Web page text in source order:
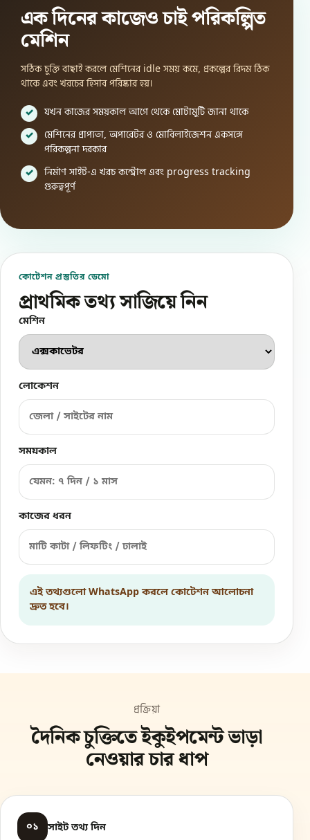
এক দিনের কাজেও চাই পরিকল্পিত
মেশিন
সঠিক চুক্তি বাছাই করলে মেশিনের idle সময় কমে, প্রকল্পের রিদম ঠিক
থাকে এবং খরচের হিসাব পরিষ্কার হয়।
যখন কাজের সময়কাল আগে থেকে মোটামুটি জানা থাকে
মেশিনের প্রাপ্যতা, অপারেটর ও মোবিলাইজেশন একসঙ্গে
পরিকল্পনা দরকার
নির্মাণ সাইট-এ খরচ কন্ট্রোল এবং progress tracking
গুরুত্বপূর্ণ
কোটেশন প্রস্তুতির ডেমো
প্রাথমিক তথ্য সাজিয়ে নিন
মেশিন
লোকেশন
সময়কাল
কাজের ধরন
এই তথ্যগুলো WhatsApp করলে কোটেশন আলোচনা
দ্রুত হবে।
প্রক্রিয়া
দৈনিক চুক্তিতে ইকুইপমেন্ট ভাড়া
নেওয়ার চার ধাপ
০১ সাইট তথ্য দিন